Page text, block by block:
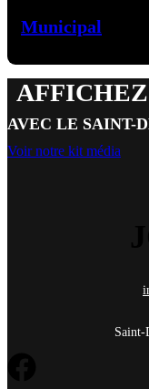
Municipal
AVEC LE SAINT-
Voir notre kit média
Saint-